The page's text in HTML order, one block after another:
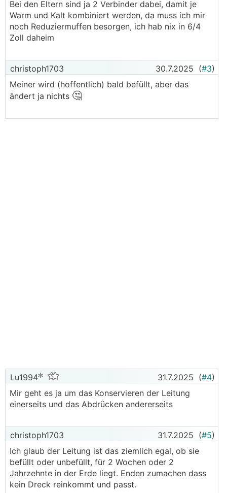
Bei den Eltern sind ja 2 Verbinder dabei, damit je
Warm und Kalt kombiniert werden, da muss ich mir
noch Reduziermuffen besorgen, ich hab nix in 6/4
Zoll daheim
christoph1703 30.7.2025 (#3)
Meiner wird (hoffentlich) bald befüllt, aber das
ändert ja nichts 🤔
Lu1994 31.7.2025 (#4)
Mir geht es ja um das Konservieren der Leitung
einerseits und das Abdrücken andererseits
christoph1703 31.7.2025 (#5)
Ich glaub der Leitung ist das ziemlich egal, ob sie
befüllt oder unbefüllt, für 2 Wochen oder 2
Jahrzehnte in der Erde liegt. Enden zumachen dass
kein Dreck reinkommt und passt.